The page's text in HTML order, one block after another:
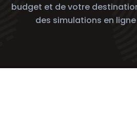
budget et de votre
des simulations en